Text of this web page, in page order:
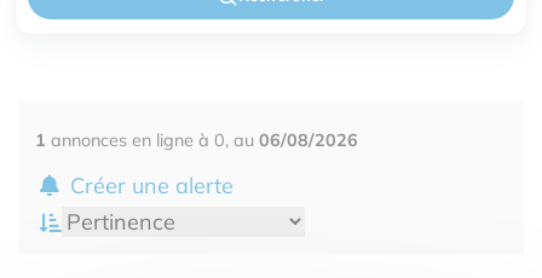
1 annonces en ligne à 0, au 06/08/2026
Créer une alerte